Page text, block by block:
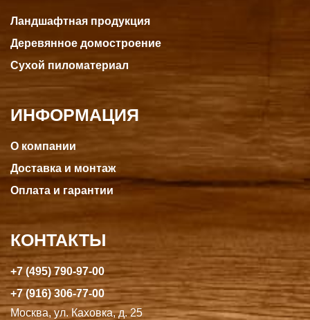
Ландшафтная продукция
Деревянное домостроение
Сухой пиломатериал
ИНФОРМАЦИЯ
О компании
Доставка и монтаж
Оплата и гарантии
КОНТАКТЫ
+7 (495) 790-97-00
+7 (916) 306-77-00
Москва, ул. Каховка, д. 25